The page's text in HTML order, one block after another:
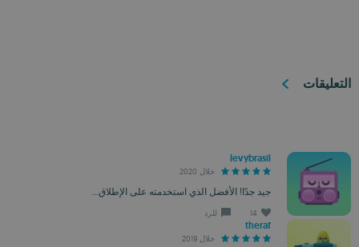
التعليقات
levybrasil
خلال 2020
جيد جدًا! الأفضل الذي استخدمته على الإطلاق...
14 للرد
theraf
خلال 2019